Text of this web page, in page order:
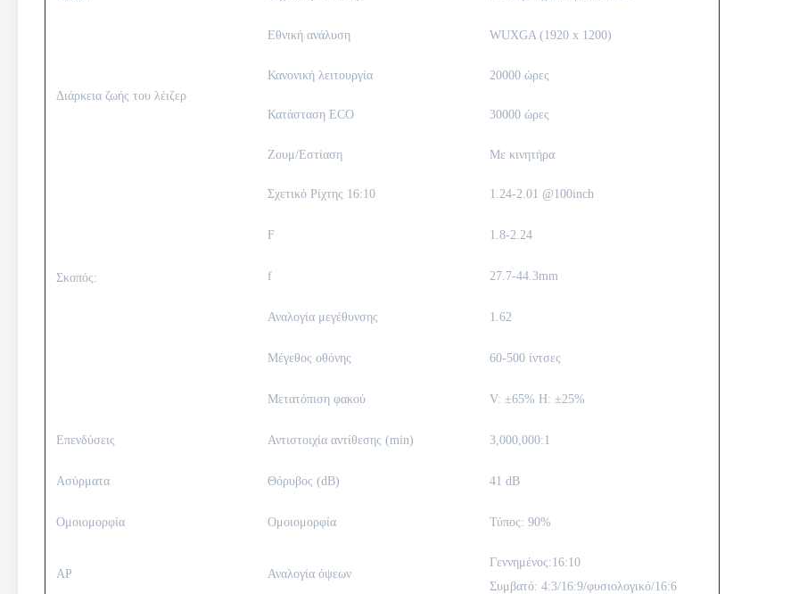
Εθνική ανάλυση WUXGA (1920 x 1200)
Διάρκεια ζωής του λέιζερ
Κανονική λειτουργία 20000 ώρες
Κατάσταση ECO 30000 ώρες
Σκοπός:
Ζουμ/Εστίαση Με κινητήρα
Σχετικό Ρίχτης 16:10 1.24-2.01 @100inch
F 1.8-2.24
f 27.7-44.3mm
Αναλογία μεγέθυνσης 1.62
Μέγεθος οθόνης 60-500 ίντσες
Μετατόπιση φακού V: ±65% H: ±25%
Επενδύσεις Αντιστοιχία αντίθεσης (min) 3,000,000:1
Ασύρματα Θόρυβος (dB) 41 dB
Ομοιομορφία Ομοιομορφία Τύπος: 90%
ΑΡ Αναλογία όψεων
Γεννημένος:16:10
Συμβατό: 4:3/16:9/φυσιολογικό/16:6